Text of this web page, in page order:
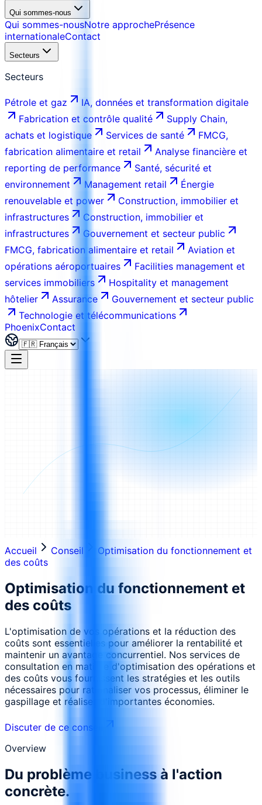
Qui sommes-nous
Qui sommes-nousNotre approchePrésence
internationaleContact
Secteurs
Secteurs
Pétrole et gaz
IA, données et transformation digitale
Fabrication et contrôle qualité
Supply Chain,
achats et logistique
Services de santé
FMCG,
fabrication alimentaire et retail
Analyse financière et
reporting de performance
Santé, sécurité et
environnement
Management retail
Énergie
renouvelable et power
Construction, immobilier et
infrastructures
Construction, immobilier et
infrastructures
Gouvernement et secteur public
FMCG, fabrication alimentaire et retail
Aviation et
opérations aéroportuaires
Facilities management et
services immobiliers
Hospitality et management
hôtelier
Assurance
Gouvernement et secteur public
Technologie et télécommunications
PhoenixContact
Accueil Conseil
Optimisation du fonctionnement et
des coûts
Optimisation du fonctionnement et
des coûts
L'optimisation de vos opérations et la réduction des
coûts sont essentielles pour améliorer la rentabilité et
maintenir un avantage concurrentiel. Nos services de
consultation en matière d'optimisation des opérations et
des coûts vous fournissent les stratégies et les outils
nécessaires pour rationaliser vos processus, éliminer le
gaspillage et réaliser d'importantes économies.
Discuter de ce conseil
Overview
Du problème business à l'action
concrète.